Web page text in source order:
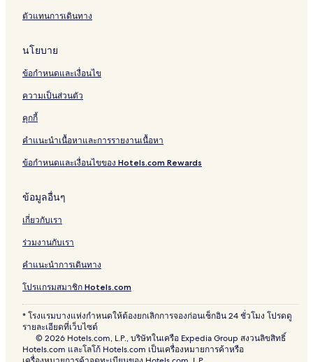
ตัวแทนการเดินทาง
นโยบาย
ข้อกำหนดและเงื่อนไข
ความเป็นส่วนตัว
คุกกี้
คำแนะนำเนื้อหาและการรายงานเนื้อหา
ข้อกำหนดและเงื่อนไขของ Hotels.com Rewards
ข้อมูลอื่นๆ
เกี่ยวกับเรา
ร่วมงานกับเรา
คำแนะนำการเดินทาง
โปรแกรมสมาชิก Hotels.com
* โรงแรมบางแห่งกำหนดให้ต้องยกเลิกการจองก่อนเช็กอิน 24 ชั่วโมง โปรดดู
รายละเอียดที่เว็บไซต์
© 2026 Hotels.com, L.P., บริษัทในเครือ Expedia Group สงวนลิขสิทธิ์
Hotels.com และโลโก้ Hotels.com เป็นเครื่องหมายการค้าหรือ